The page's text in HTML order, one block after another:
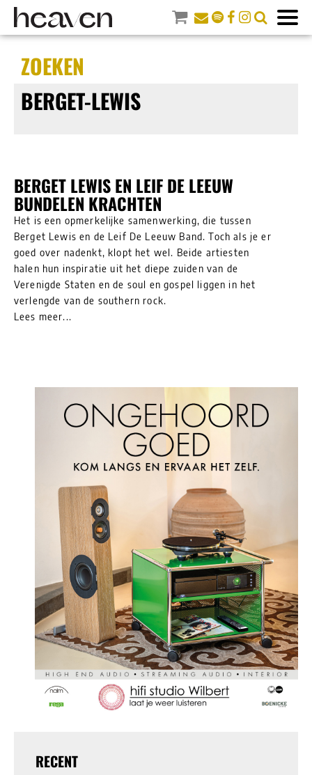
ZOEKEN
BERGET-LEWIS
BERGET LEWIS EN LEIF DE LEEUW
BUNDELEN KRACHTEN
Het is een opmerkelijke samenwerking, die tussen
Berget Lewis en de Leif De Leeuw Band. Toch als je er
goed over nadenkt, klopt het wel. Beide artiesten
halen hun inspiratie uit het diepe zuiden van de
Verenigde Staten en de soul en gospel liggen in het
verlengde van de southern rock.
Lees meer...
RECENT